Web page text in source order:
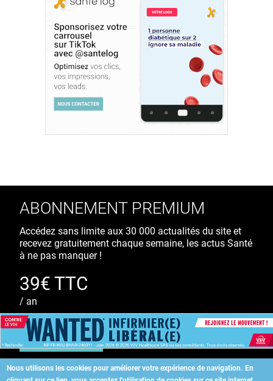
Nous utilisons les cookies pour améliorer votre expérience de navigation. En
ABONNEMENT PREMIUM
Accédez sans limite aux 30 000 actualités du site et
recevez gratuitement chaque semaine, les actus Santé
à ne pas manquer !
39€ TTC
/ an
S'ABONNER